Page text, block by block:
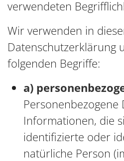
verwendeten
Wir verwenden in
Datenschutzerklärung
folgenden Begriffe:
a)
Personenbezogene
Informationen, die
identifizierte oder
natürliche Person